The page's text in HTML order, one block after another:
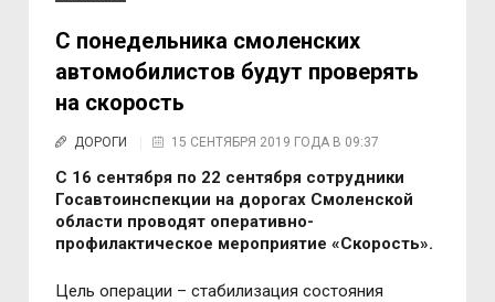
С понедельника смоленских
автомобилистов будут проверять
на скорость
ДОРОГИ 15 СЕНТЯБРЯ 2019 ГОДА В 09:37
С 16 сентября по 22 сентября сотрудники
Госавтоинспекции на дорогах Смоленской
области проводят оперативно-
профилактическое мероприятие «Скорость».
Цель операции – стабилизация состояния